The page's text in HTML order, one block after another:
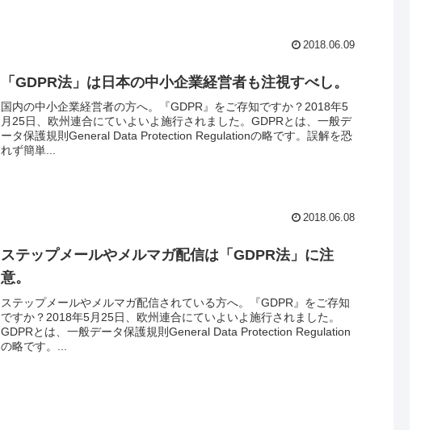
2018.06.09
「GDPR法」は日本の中小企業経営者も注視すべし。
国内の中小企業経営者の方へ。『GDPR』をご存知ですか？2018年5
月25日、欧州連合にていよいよ施行されました。GDPRとは、一般デ
ータ保護規則General Data Protection Regulationの略です。誤解を恐
れず簡単...
2018.06.08
ステップメールやメルマガ配信は「GDPR法」に注
意。
ステップメールやメルマガ配信されている方へ。『GDPR』をご存知
ですか？2018年5月25日、欧州連合にていよいよ施行されました。
GDPRとは、一般データ保護規則General Data Protection Regulation
の略です。...